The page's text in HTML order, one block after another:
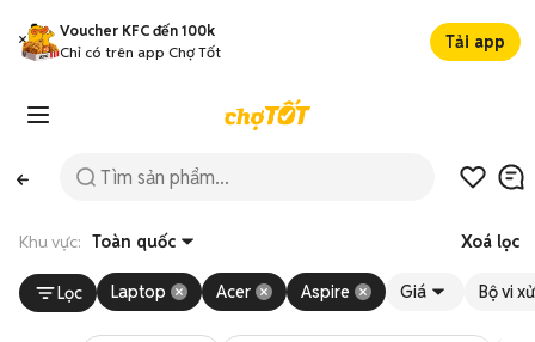
Voucher KFC đến 100k
Chỉ có trên app Chợ Tốt
Tải app
Khu vực: Toàn quốc Xoá lọc
Lọc Laptop Acer Aspire Giá Bộ vi